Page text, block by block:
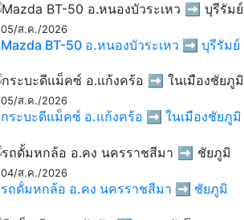
05/ส.ค./2026
Mazda BT-50 อ.หนองบัวระเหว ➡️ บุรีรัมย์
05/ส.ค./2026
กระบะดีแม็คซ์ อ.แก้งคร้อ ➡️ ในเมืองชัยภูมิ
04/ส.ค./2026
รถดั้มหกล้อ อ.คง นครราชสีมา ➡️ ชัยภูมิ